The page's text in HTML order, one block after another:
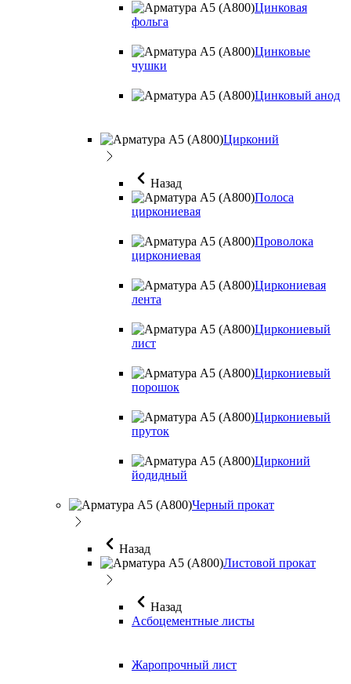
Цинковая
фольга
Цинковые
чушки
Цинковый анод
Цирконий
Назад
Полоса
циркониевая
Проволока
циркониевая
Циркониевая
лента
Циркониевый
лист
Циркониевый
порошок
Циркониевый
пруток
Цирконий
йодидный
Черный прокат
Назад
Листовой прокат
Назад
Асбоцементные листы
Жаропрочный лист